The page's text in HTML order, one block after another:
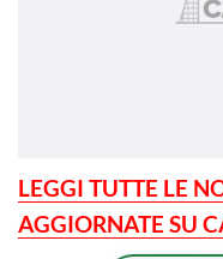
LEGGI TUTTE LE
AGGIORNATE SU